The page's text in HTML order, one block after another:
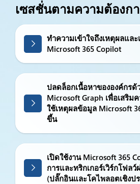
เซสชั่นตามความต้องก
ทำความเข้าใจถึงเหตุผลแล
Microsoft 365 Copilot
ปลดล็อกเนื้อหาขององค์กรด้
Microsoft Graph เพื่อเสริม
ใช้เหตุผลข้อมูล Microsoft
ขึ้น
เปิดใช้งาน Microsoft 365
การและทริกเกอร์เวิร์กโฟล
(ปลั๊กอินและโคไพลอตเชิงป